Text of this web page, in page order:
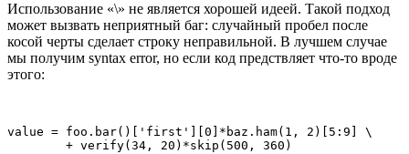
Использование «\» не является хорошей идеей. Такой подход
может вызвать неприятный баг: случайный пробел после
косой черты сделает строку неправильной. В лучшем случае
мы получим syntax error, но если код предствляет что-то вроде
этого:
value = foo.bar()['first'][0]*baz.ham(1, 2)[5:9] \